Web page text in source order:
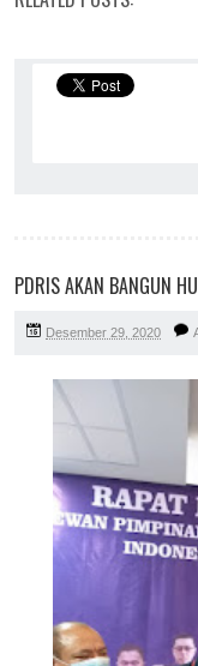
PDRIS AKAN BANGUN
Desember 29, 2020